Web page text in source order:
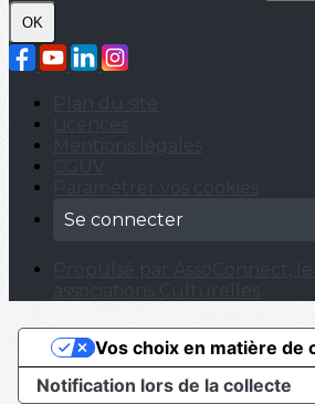
OK
Se connecter
Notification lors de la collecte
Vos choix en matière de